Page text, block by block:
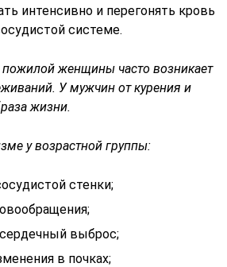
интенсивно и перегонять кровь
системе.
пожилой женщины часто возникает
У мужчин от курения и
жизни.
у возрастной группы:
стенки;
выброс;
в почках;